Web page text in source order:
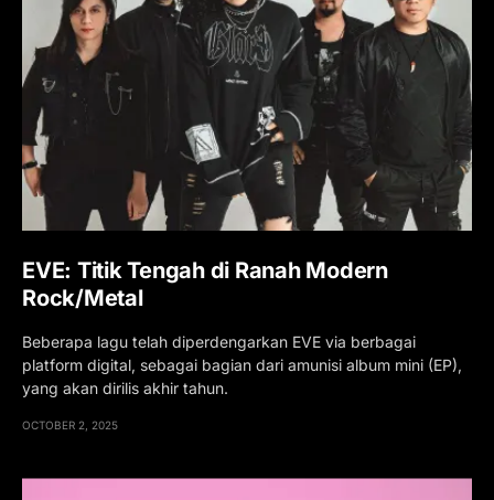
EVE: Titik Tengah di Ranah Modern
Rock/Metal
Beberapa lagu telah diperdengarkan EVE via berbagai
platform digital, sebagai bagian dari amunisi album mini (EP),
yang akan dirilis akhir tahun.
OCTOBER 2, 2025